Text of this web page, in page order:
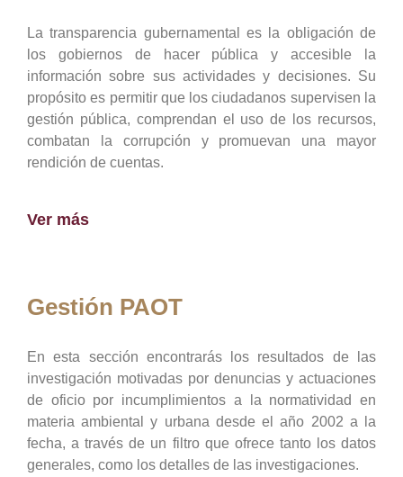
La transparencia gubernamental es la obligación de
los gobiernos de hacer pública y accesible la
información sobre sus actividades y decisiones. Su
propósito es permitir que los ciudadanos supervisen la
gestión pública, comprendan el uso de los recursos,
combatan la corrupción y promuevan una mayor
rendición de cuentas.
Ver más
Gestión PAOT
En esta sección encontrarás los resultados de las
investigación motivadas por denuncias y actuaciones
de oficio por incumplimientos a la normatividad en
materia ambiental y urbana desde el año 2002 a la
fecha, a través de un filtro que ofrece tanto los datos
generales, como los detalles de las investigaciones.